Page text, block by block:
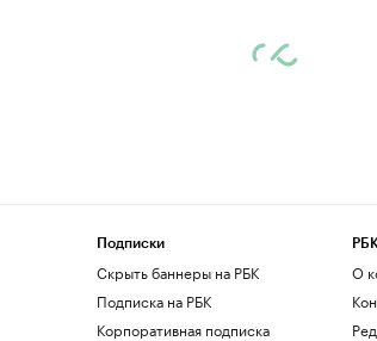
Подписки
Скрыть баннеры на РБК
Подписка на РБК
Корпоративная подписка
О